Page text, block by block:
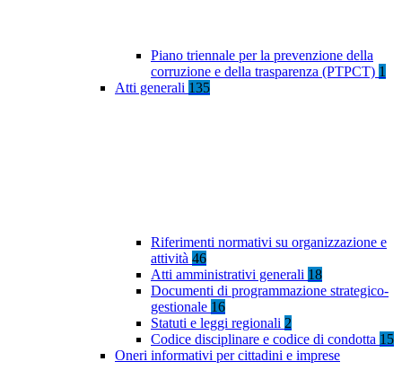
Piano triennale per la prevenzione della
corruzione e della trasparenza (PTPCT) 1
Atti generali 135
Riferimenti normativi su organizzazione e
attività 46
Atti amministrativi generali 18
Documenti di programmazione strategico-
gestionale 16
Statuti e leggi regionali 2
Codice disciplinare e codice di condotta 15
Oneri informativi per cittadini e imprese